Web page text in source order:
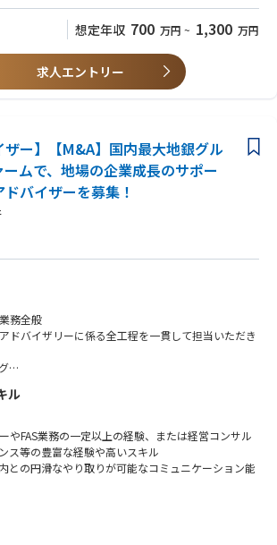
や業務に関連する各種試験の受験料などを、年間5
を援助します。
会社は、社員の自律的なキャリア形成・能力開発を
2年間の留学を通じて、次世代のアフラックの経営
力を修得、その能力発揮を期待する制度です。
成長加速化に向け、MUFGの大企業含む顧客網、グ
ベーションに係る知見・ネットワークの拡充等のス
る。
タートアップ領域での業務経験
トアップ企業向融資、等の経験
の投資業務経験
での責任ある立場での経験（ファイナンス・IPO
タートアップ領域での業務経験
がある方
が望ましい
問題意識を持たれている方
知見を有する方
想定年収 700 万円 ~ 1,300 万円
求人エントリー
ザー】【M&A】国内最大地銀グル
ムで、地場の企業成長のサポー
バイザーを募集！
務全般
ドバイザリーに係る全工程を一貫して担当いただき
した主に地域有力企業の事業承継・各種経営課題解
アウト・MBO等のニーズ、地域有力企業に加え全国
ァンド等の買収ニーズの収集および発掘を通したデ
ファームとの情報交換を活用したディール組成等
ネジメント、交渉サポート/利害調整、バリュエー
ンテーション、ストラクチャリング等
ル
やFAS業務の一定以上の経験、または経営コンサル
ス等の豊富な経験や高いスキル
との円滑なやり取りが可能なコミュニケーション能
ル、チームへ責任感を持ち、誠実かつ粘り強く案
ィ